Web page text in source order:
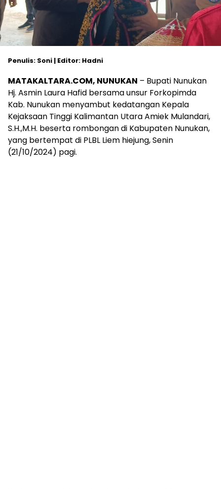
Penulis: Soni | Editor: Hadni
MATAKALTARA.COM, NUNUKAN – Bupati Nunukan
Hj. Asmin Laura Hafid bersama unsur Forkopimda
Kab. Nunukan menyambut kedatangan Kepala
Kejaksaan Tinggi Kalimantan Utara Amiek Mulandari,
S.H.,M.H. beserta rombongan di Kabupaten Nunukan,
yang bertempat di PLBL Liem hiejung, Senin
(21/10/2024) pagi.